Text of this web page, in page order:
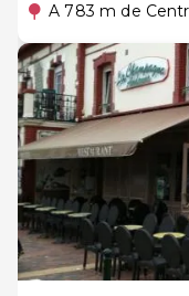
A 783 m de